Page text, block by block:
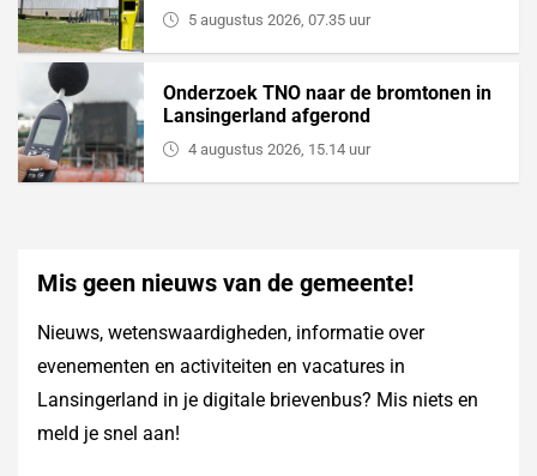
5 augustus 2026, 07.35 uur
Onderzoek TNO naar de bromtonen in
Lansingerland afgerond
4 augustus 2026, 15.14 uur
Mis geen nieuws van de gemeente!
Nieuws, wetenswaardigheden, informatie over
evenementen en activiteiten en vacatures in
Lansingerland in je digitale brievenbus? Mis niets en
meld je snel aan!